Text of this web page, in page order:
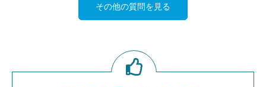
その他の質問を見る